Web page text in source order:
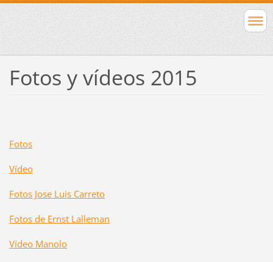
Fotos y vídeos 2015
Fotos
Vídeo
Fotos Jose Luis Carreto
Fotos de Ernst Lalleman
Vídeo Manolo